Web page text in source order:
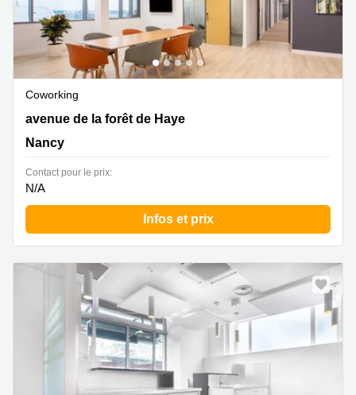
Coworking
19 avenue de la forêt de Haye, Nancy
avenue de la forêt de Haye
Nancy
Contact pour le prix:
N/A
Infos et prix